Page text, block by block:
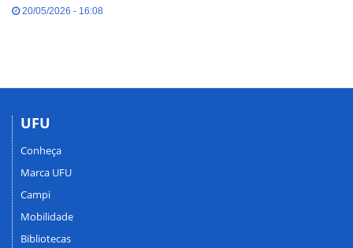
20/05/2026 - 16:08
UFU
Conheça
Marca UFU
Campi
Mobilidade
Bibliotecas